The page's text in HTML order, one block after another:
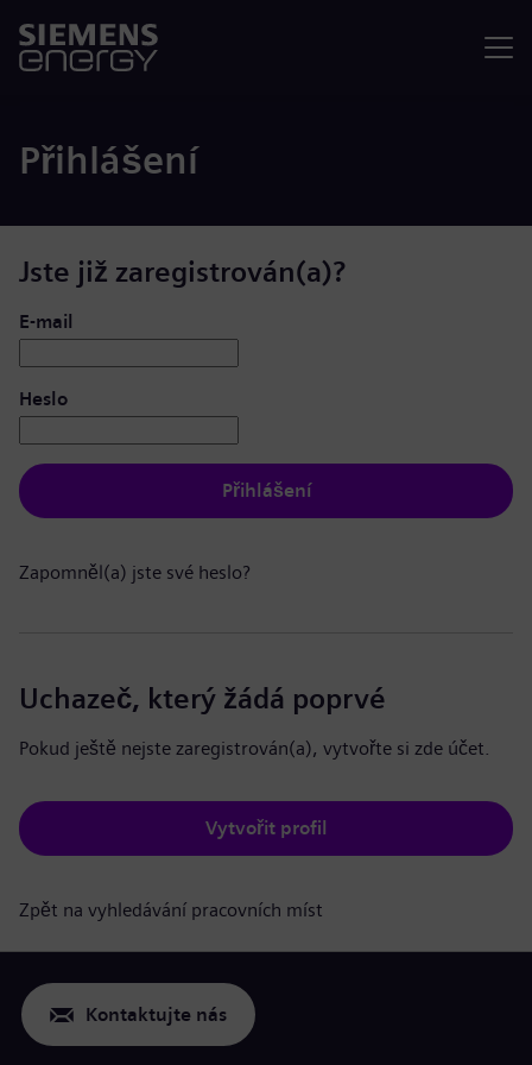
Přihlášení
Jste již zaregistrován(a)?
Přihlášení: uživatel a heslo
E-mail
Heslo
Přihlášení
Zapomněl(a) jste své heslo?
Uchazeč, který žádá poprvé
Pokud ještě nejste zaregistrován(a), vytvořte si zde účet.
Vytvořit profil
Zpět na vyhledávání pracovních míst
Kontaktujte nás